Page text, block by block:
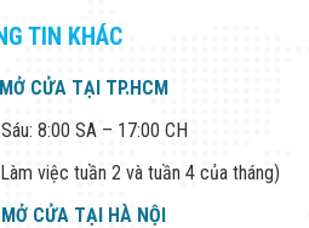
TIN KHÁC
CỬA TẠI TP.HCM
8:00 SA – 17:00 CH
việc tuần 2 và tuần 4 của tháng)
CỬA TẠI HÀ NỘI